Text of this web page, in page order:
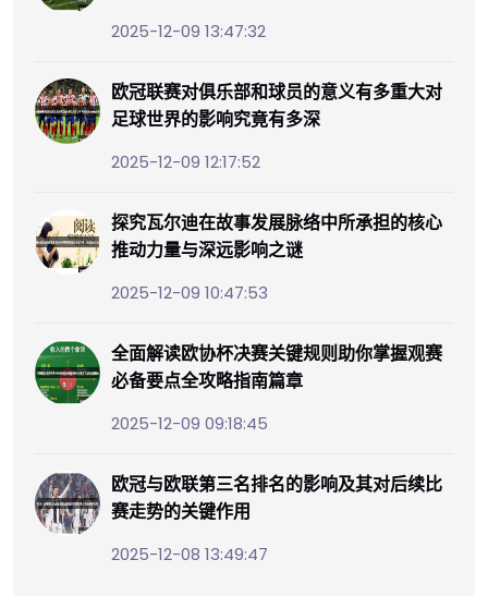
2025-12-09 13:47:32
欧冠联赛对俱乐部和球员的意义有多重大对
足球世界的影响究竟有多深
2025-12-09 12:17:52
探究瓦尔迪在故事发展脉络中所承担的核心
推动力量与深远影响之谜
2025-12-09 10:47:53
全面解读欧协杯决赛关键规则助你掌握观赛
必备要点全攻略指南篇章
2025-12-09 09:18:45
欧冠与欧联第三名排名的影响及其对后续比
赛走势的关键作用
2025-12-08 13:49:47